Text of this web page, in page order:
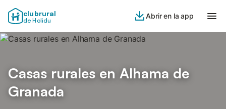
clubrural
de Holidu
Abrir en la app
Casas rurales en Alhama de
Granada